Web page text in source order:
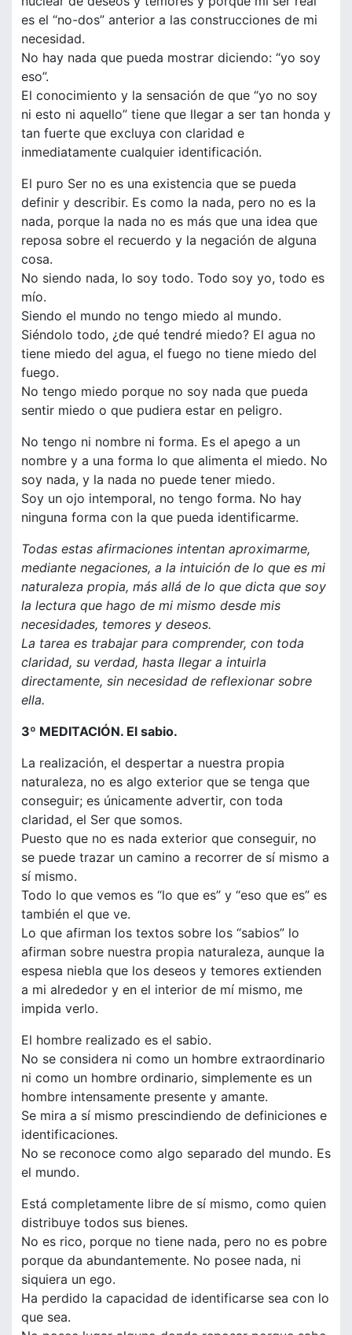
es el “no-dos” anterior a las construcciones de mi
necesidad.
No hay nada que pueda mostrar diciendo: “yo soy
eso”.
El conocimiento y la sensación de que “yo no soy
ni esto ni aquello” tiene que llegar a ser tan honda y
tan fuerte que excluya con claridad e
inmediatamente cualquier identificación.
El puro Ser no es una existencia que se pueda
definir y describir. Es como la nada, pero no es la
nada, porque la nada no es más que una idea que
reposa sobre el recuerdo y la negación de alguna
cosa.
No siendo nada, lo soy todo. Todo soy yo, todo es
mío.
Siendo el mundo no tengo miedo al mundo.
Siéndolo todo, ¿de qué tendré miedo? El agua no
tiene miedo del agua, el fuego no tiene miedo del
fuego.
No tengo miedo porque no soy nada que pueda
sentir miedo o que pudiera estar en peligro.
No tengo ni nombre ni forma. Es el apego a un
nombre y a una forma lo que alimenta el miedo. No
soy nada, y la nada no puede tener miedo.
Soy un ojo intemporal, no tengo forma. No hay
ninguna forma con la que pueda identificarme.
Todas estas afirmaciones intentan aproximarme,
mediante negaciones, a la intuición de lo que es mi
naturaleza propia, más allá de lo que dicta que soy
la lectura que hago de mi mismo desde mis
necesidades, temores y deseos.
La tarea es trabajar para comprender, con toda
claridad, su verdad, hasta llegar a intuirla
directamente, sin necesidad de reflexionar sobre
ella.
3º MEDITACIÓN. El sabio.
La realización, el despertar a nuestra propia
naturaleza, no es algo exterior que se tenga que
conseguir; es únicamente advertir, con toda
claridad, el Ser que somos.
Puesto que no es nada exterior que conseguir, no
se puede trazar un camino a recorrer de sí mismo a
sí mismo.
Todo lo que vemos es “lo que es” y “eso que es” es
también el que ve.
Lo que afirman los textos sobre los “sabios” lo
afirman sobre nuestra propia naturaleza, aunque la
espesa niebla que los deseos y temores extienden
a mi alrededor y en el interior de mí mismo, me
impida verlo.
El hombre realizado es el sabio.
No se considera ni como un hombre extraordinario
ni como un hombre ordinario, simplemente es un
hombre intensamente presente y amante.
Se mira a sí mismo prescindiendo de definiciones e
identificaciones.
No se reconoce como algo separado del mundo. Es
el mundo.
Está completamente libre de sí mismo, como quien
distribuye todos sus bienes.
No es rico, porque no tiene nada, pero no es pobre
porque da abundantemente. No posee nada, ni
siquiera un ego.
Ha perdido la capacidad de identificarse sea con lo
que sea.